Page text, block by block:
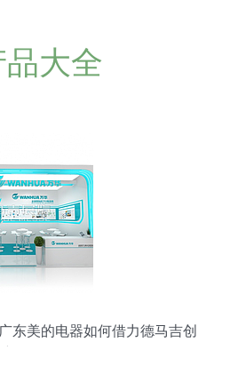
品大全
东美的电器如何借力德马吉创